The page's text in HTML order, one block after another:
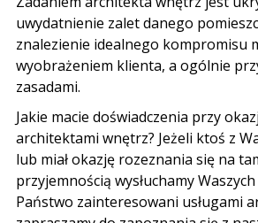
uwydatnienie zalet danego
znalezienie idealnego kompromisu
wyobrażeniem klienta, a ogólnie
zasadami.
Jakie macie doświadczenia przy
architektami wnętrz? Jeżeli ktoś z
lub miał okazję rozeznania się na
przyjemnością wysłuchamy
Państwo zainteresowani usługami